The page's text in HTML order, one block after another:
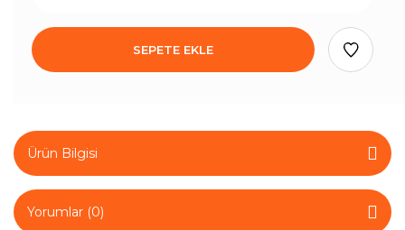
SEPETE EKLE
Ürün Bilgisi
Yorumlar (0)